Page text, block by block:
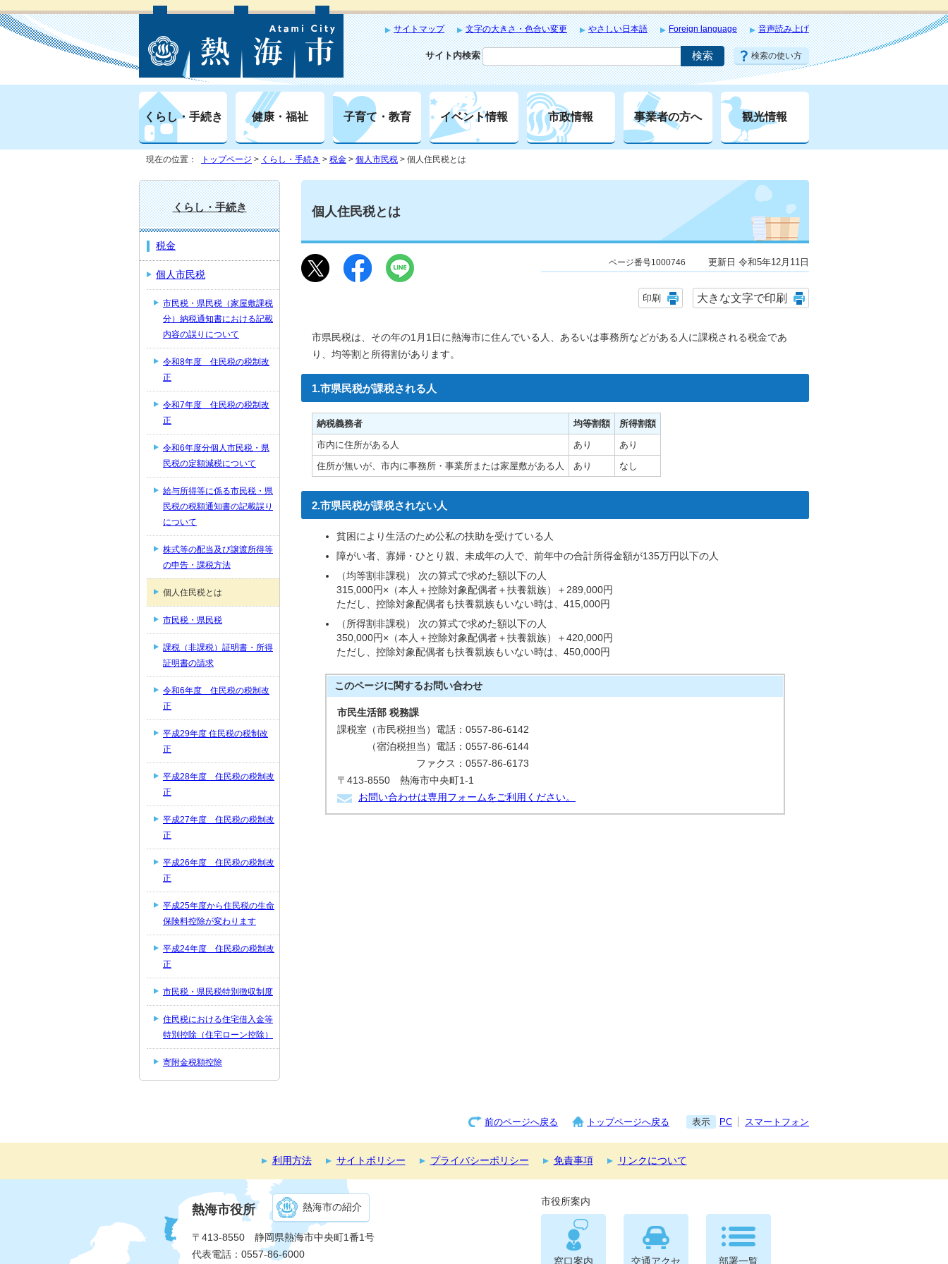
サイトマップ 文字の大きさ・色合い変更 やさしい日本語 Foreign language 音声読み上げ
サイト内検索 検索の使い方
くらし・手続き 健康・福祉 子育て・教育 イベント情報 市政情報 事業者の方へ 観光情報
現在の位置： トップページ > くらし・手続き > 税金 > 個人市民税 > 個人住民税とは
個人住民税とは
ページ番号1000746 更新日 令和5年12月11日
印刷 大きな文字で印刷
市県民税は、その年の1月1日に熱海市に住んでいる人、あるいは事務所などがある人に課税される税金であ
り、均等割と所得割があります。
1.市県民税が課税される人
納税義務者 均等割額
所得割額
市内に住所がある人
あり
あり
住所が無いが、市内に事務所・事業所または家屋敷がある人
あり なし
2.市県民税が課税されない人
貧困により生活のため公私の扶助を受けている人
障がい者、寡婦・ひとり親、未成年の人で、前年中の合計所得金額が135万円以下の人
（均等割非課税） 次の算式で求めた額以下の人
315,000円×（本人＋控除対象配偶者＋扶養親族）＋289,000円
ただし、控除対象配偶者も扶養親族もいない時は、415,000円
（所得割非課税） 次の算式で求めた額以下の人
350,000円×（本人＋控除対象配偶者＋扶養親族）＋420,000円
ただし、控除対象配偶者も扶養親族もいない時は、450,000円
このページに関するお問い合わせ
市民生活部 税務課
課税室（市民税担当）電話：0557-86-6142
（宿泊税担当）電話：0557-86-6144
ファクス：0557-86-6173
〒413-8550 熱海市中央町1-1
お問い合わせは専用フォームをご利用ください。
くらし・手続き
税金
個人市民税
市民税・県民税（家屋敷課税
分）納税通知書における記載
内容の誤りについて
令和8年度 住民税の税制改
正
令和7年度 住民税の税制改
正
令和6年度分個人市民税・県
民税の定額減税について
給与所得等に係る市民税・県
民税の税額通知書の記載誤り
について
株式等の配当及び譲渡所得等
の申告・課税方法
個人住民税とは
市民税・県民税
課税（非課税）証明書・所得
証明書の請求
令和6年度 住民税の税制改
正
平成29年度 住民税の税制改
正
平成28年度 住民税の税制改
正
平成27年度 住民税の税制改
正
平成26年度 住民税の税制改
正
平成25年度から住民税の生命
保険料控除が変わります
平成24年度 住民税の税制改
正
市民税・県民税特別徴収制度
住民税における住宅借入金等
特別控除（住宅ローン控除）
寄附金税額控除
前のページへ戻る トップページへ戻る 表示 PC スマートフォン
利用方法 サイトポリシー プライバシーポリシー 免責事項 リンクについて
市役所案内
窓口案内 交通アクセ 部署一覧
熱海市役所 熱海市の紹介
〒413-8550 静岡県熱海市中央町1番1号
代表電話：0557-86-6000